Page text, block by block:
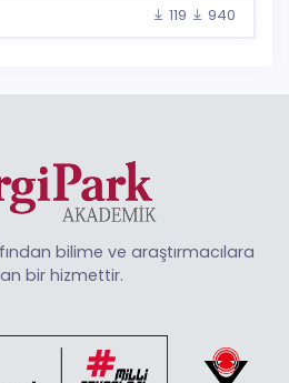
119 940
bilime ve araştırmacılara
bir hizmettir.